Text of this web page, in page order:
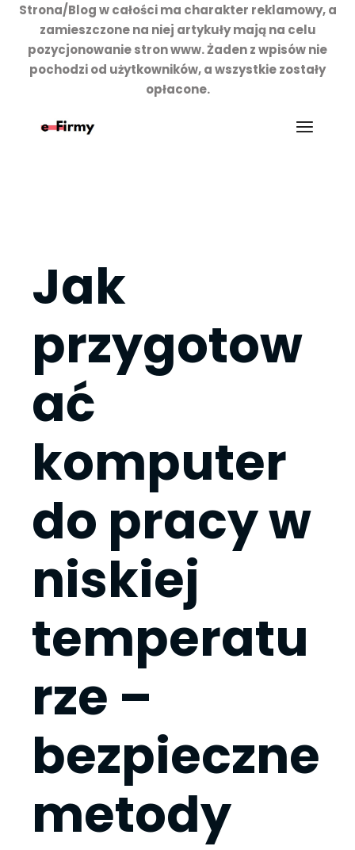
Strona/Blog w całości ma charakter reklamowy, a
zamieszczone na niej artykuły mają na celu
pozycjonowanie stron www. Żaden z wpisów nie
pochodzi od użytkowników, a wszystkie zostały
opłacone.
Jak
przygotow
ać
komputer
do pracy w
niskiej
temperatu
rze –
bezpieczne
metody